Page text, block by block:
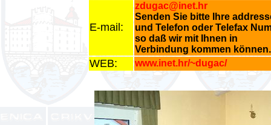
E-mail:
zdugac@inet.hr
Senden Sie bitte Ihre
und Telefon oder Telefax
so daß wir mit Ihnen in
Verbindung kommen können.
WEB: www.inet.hr/~dugac/